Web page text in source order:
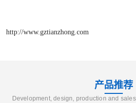
http://www.gztianzhong.com
产品推荐
Development, design, production and